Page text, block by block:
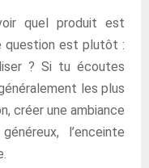
quel produit est
question est plutôt :
? Si tu écoutes
les plus
créer une ambiance
l’enceinte